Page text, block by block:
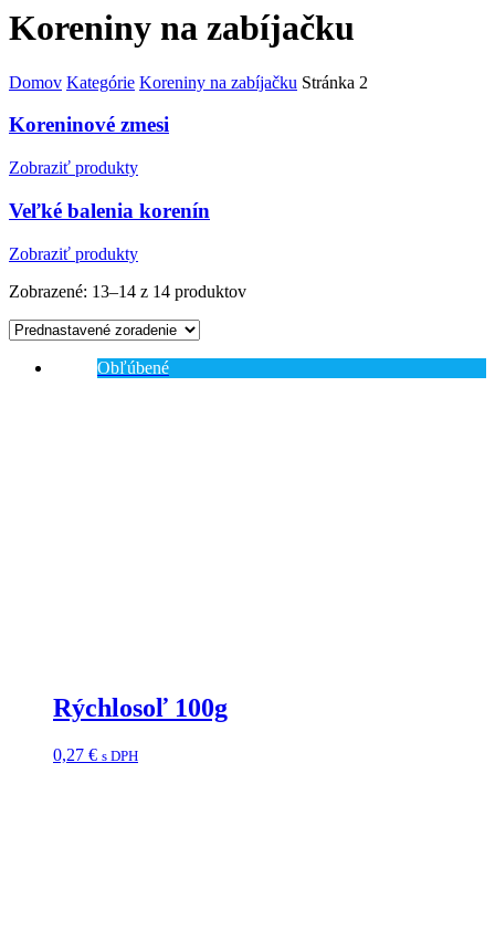
Koreniny na zabíjačku
Domov Kategórie Koreniny na zabíjačku Stránka 2
Koreninové zmesi
Zobraziť produkty
Veľké balenia korenín
Zobraziť produkty
Zobrazené: 13–14 z 14 produktov
Obľúbené
Rýchlosoľ 100g
0,27 € s DPH